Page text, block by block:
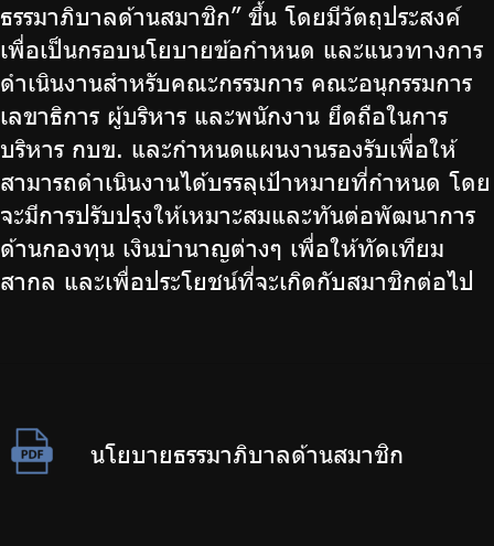
| Eng
ธรรมาภิบาลด้านสมาชิก” ขึ้น โดยมีวัตถุประสงค์
เพื่อเป็นกรอบนโยบายข้อกำหนด และแนวทางการ
ดำเนินงานสำหรับคณะกรรมการ คณะอนุกรรมการ
เลขาธิการ ผู้บริหาร และพนักงาน ยึดถือในการ
บริหาร กบข. และกำหนดแผนงานรองรับเพื่อให้
สามารถดำเนินงานได้บรรลุเป้าหมายที่กำหนด โดย
จะมีการปรับปรุงให้เหมาะสมและทันต่อพัฒนาการ
ด้านกองทุน เงินบำนาญต่างๆ เพื่อให้ทัดเทียม
สากล และเพื่อประโยชน์ที่จะเกิดกับสมาชิกต่อไป
นโยบายธรรมาภิบาลด้านสมาชิก